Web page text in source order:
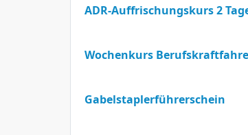
ADR-Auffrischungskurs 2
Wochenkurs
Gabelstaplerführerschein